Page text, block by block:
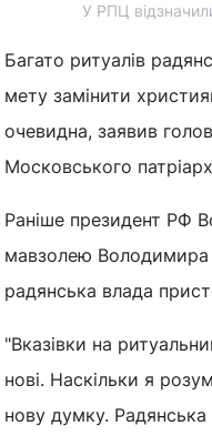
У РПЦ
Багато ритуалів
мету замінити
очевидна, заявив
Московського
Раніше президент РФ
мавзолею
радянська влада
"Вказівки на
нові. Наскільки я
нову думку. Радянська